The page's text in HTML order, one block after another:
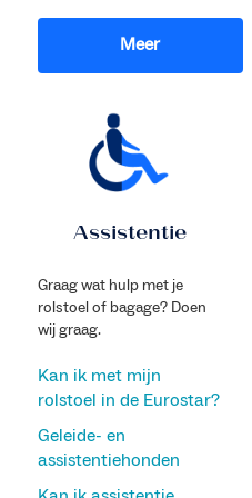
Meer
Assistentie
Graag wat hulp met je
rolstoel of bagage? Doen
wij graag.
Kan ik met mijn
rolstoel in de Eurostar?
Geleide- en
assistentiehonden